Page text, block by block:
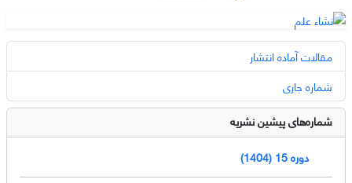
مقالات آماده انتشار
شماره جاری
شماره‌های پیشین نشریه
دوره 15 (1404)